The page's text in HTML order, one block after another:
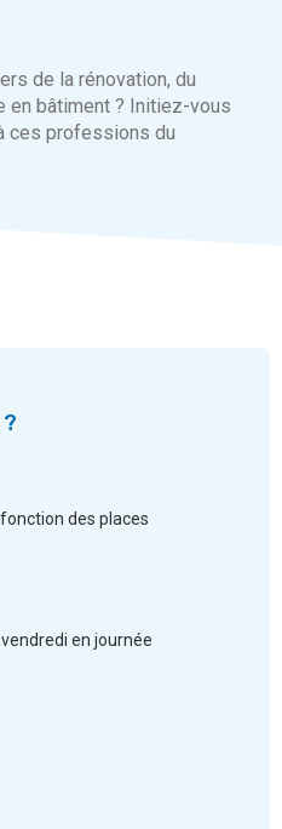
de la rénovation, du
en bâtiment ? Initiez-vous
ces professions du
des places
en journée